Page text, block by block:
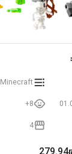
Minecraft
8+
4